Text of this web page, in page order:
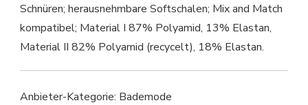
Schnüren; herausnehmbare Softschalen; Mix and Match
kompatibel; Material I 87% Polyamid, 13% Elastan,
Material II 82% Polyamid (recycelt), 18% Elastan.
Anbieter-Kategorie: Bademode